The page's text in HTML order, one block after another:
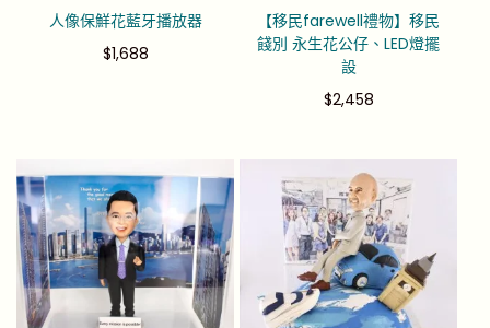
人像保鮮花藍牙播放器
$1,688
【移民farewell禮物】移民
餞別 永生花公仔、LED燈擺
設
$2,458